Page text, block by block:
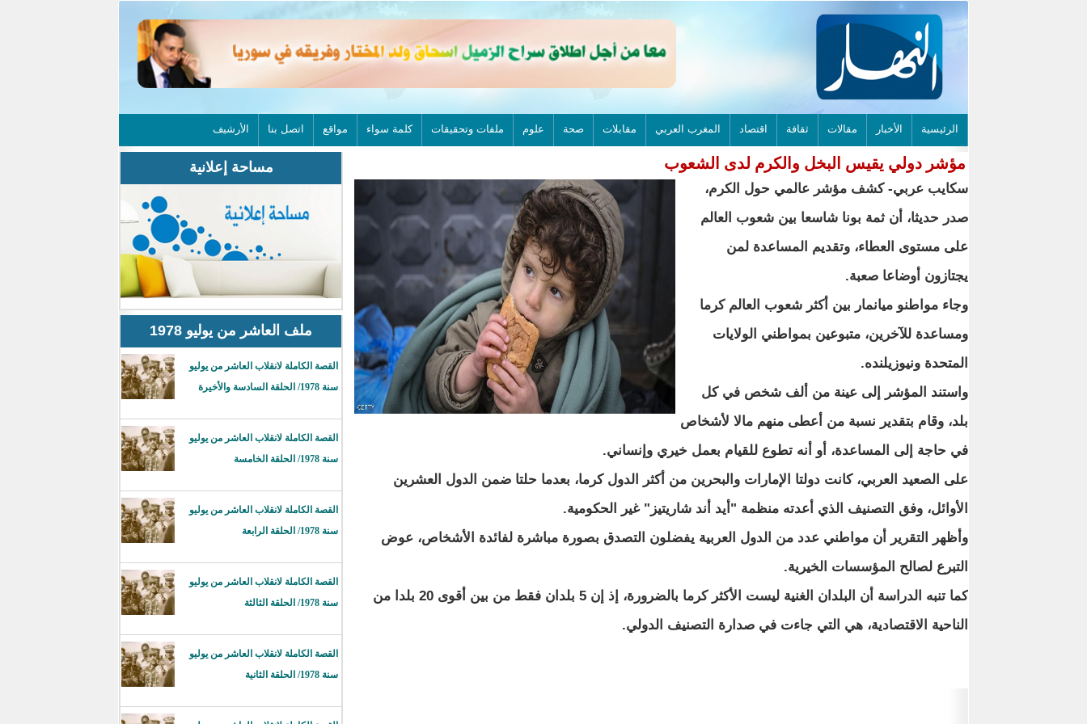
الرئيسية الأخبار مقالات ثقافة اقتصاد المغرب العربي مقابلات صحة علوم ملفات وتحقيقات كلمة سواء مواقع اتصل بنا الأرشيف
مساحة إعلانية
ملف العاشر من يوليو 1978
القصة الكاملة لانقلاب العاشر من يوليو
سنة 1978/ الحلقة السادسة والأخيرة
القصة الكاملة لانقلاب العاشر من يوليو
سنة 1978/ الحلقة الخامسة
القصة الكاملة لانقلاب العاشر من يوليو
سنة 1978/ الحلقة الرابعة
القصة الكاملة لانقلاب العاشر من يوليو
سنة 1978/ الحلقة الثالثة
القصة الكاملة لانقلاب العاشر من يوليو
سنة 1978/ الحلقة الثانية
مؤشر دولي يقيس البخل والكرم لدى الشعوب
سكايب عربي- كشف مؤشر عالمي حول الكرم،
صدر حديثا، أن ثمة بونا شاسعا بين شعوب العالم
على مستوى العطاء، وتقديم المساعدة لمن
يجتازون أوضاعا صعبة.
وجاء مواطنو ميانمار بين أكثر شعوب العالم كرما
ومساعدة للآخرين، متبوعين بمواطني الولايات
المتحدة ونيوزيلنده.
واستند المؤشر إلى عينة من ألف شخص في كل
بلد، وقام بتقدير نسبة من أعطى منهم مالا لأشخاص
في حاجة إلى المساعدة، أو أنه تطوع للقيام بعمل خيري وإنساني.
على الصعيد العربي، كانت دولتا الإمارات والبحرين من أكثر الدول كرما، بعدما حلتا ضمن الدول العشرين
الأوائل، وفق التصنيف الذي أعدته منظمة "أيد أند شاريتيز" غير الحكومية.
وأظهر التقرير أن مواطني عدد من الدول العربية يفضلون التصدق بصورة مباشرة لفائدة الأشخاص، عوض
التبرع لصالح المؤسسات الخيرية.
كما تنبه الدراسة أن البلدان الغنية ليست الأكثر كرما بالضرورة، إذ إن 5 بلدان فقط من بين أقوى 20 بلدا من
الناحية الاقتصادية، هي التي جاءت في صدارة التصنيف الدولي.